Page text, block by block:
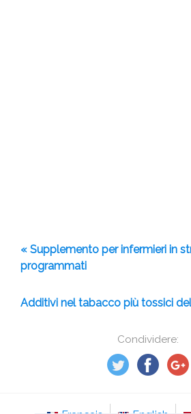
Condividere:
« Supplemento per infermieri in
programmati
Additivi nel tabacco più tossici